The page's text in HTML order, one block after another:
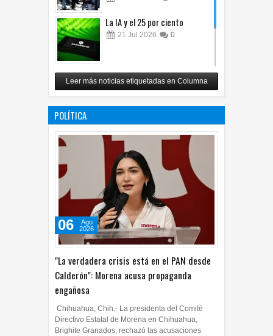
La IA y el 25 por ciento
21 Jul 2026 0
Carlos Monsiváis
12 Jul 2026 0
Leer más noticias etiquetadas en Columna
POLÍTICA
"La verdadera crisis está en el PAN desde
Calderón": Morena acusa propaganda
engañosa
06
Ago
2026
Chihuahua, Chih.- La presidenta del Comité
Directivo Estatal de Morena en Chihuahua,
Brighite Granados, rechazó las acusaciones